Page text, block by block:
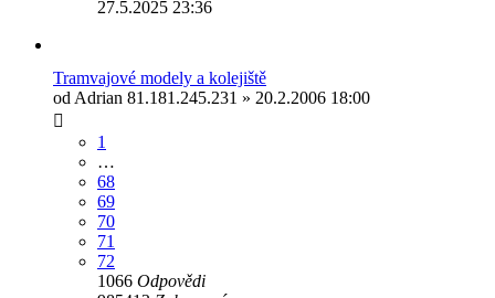
27.5.2025 23:36
Tramvajové modely a kolejiště
od Adrian 81.181.245.231 » 20.2.2006 18:00
1
…
68
69
70
71
72
1066 Odpovědi